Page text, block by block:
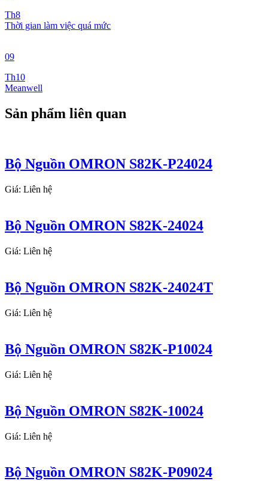
Th8
Thời gian làm việc quá mức
09
Th10
Meanwell
Sản phẩm liên quan
Bộ Nguồn OMRON S82K-P24024
Giá: Liên hệ
Bộ Nguồn OMRON S82K-24024
Giá: Liên hệ
Bộ Nguồn OMRON S82K-24024T
Giá: Liên hệ
Bộ Nguồn OMRON S82K-P10024
Giá: Liên hệ
Bộ Nguồn OMRON S82K-10024
Giá: Liên hệ
Bộ Nguồn OMRON S82K-P09024